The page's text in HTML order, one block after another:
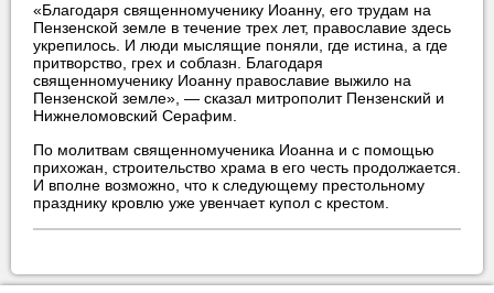
«Благодаря священномученику Иоанну, его трудам на
Пензенской земле в течение трех лет, православие здесь
укрепилось. И люди мыслящие поняли, где истина, а где
притворство, грех и соблазн. Благодаря
священномученику Иоанну православие выжило на
Пензенской земле», — сказал митрополит Пензенский и
Нижнеломовский Серафим.
По молитвам священномученика Иоанна и с помощью
прихожан, строительство храма в его честь продолжается.
И вполне возможно, что к следующему престольному
празднику кровлю уже увенчает купол с крестом.